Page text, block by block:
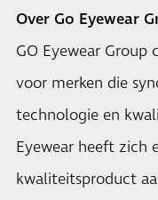
Over Go Eyewear
GO Eyewear
voor merken die
technologie en
Eyewear heeft zich
kwaliteitsproduct